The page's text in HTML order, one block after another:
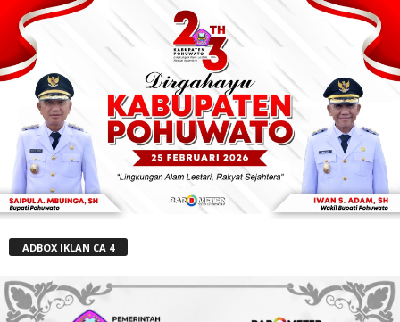
ADBOX IKLAN CA 4